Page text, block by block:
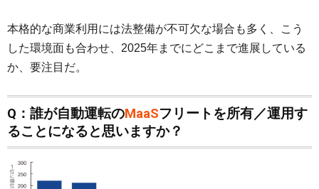
本格的な商業利用には法整備が不可欠な場合も多く、こう
した環境面も合わせ、2025年までにどこまで進展している
か、要注目だ。
Q：誰が自動運転のMaaSフリートを所有／運用す
ることになると思いますか？